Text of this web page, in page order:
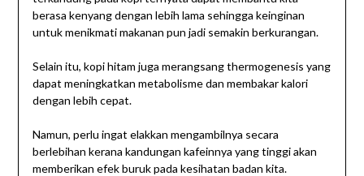
berasa kenyang dengan lebih lama sehingga keinginan
untuk menikmati makanan pun jadi semakin berkurangan.
Selain itu, kopi hitam juga merangsang thermogenesis yang
dapat meningkatkan metabolisme dan membakar kalori
dengan lebih cepat.
Namun, perlu ingat elakkan mengambilnya secara
berlebihan kerana kandungan kafeinnya yang tinggi akan
memberikan efek buruk pada kesihatan badan kita.